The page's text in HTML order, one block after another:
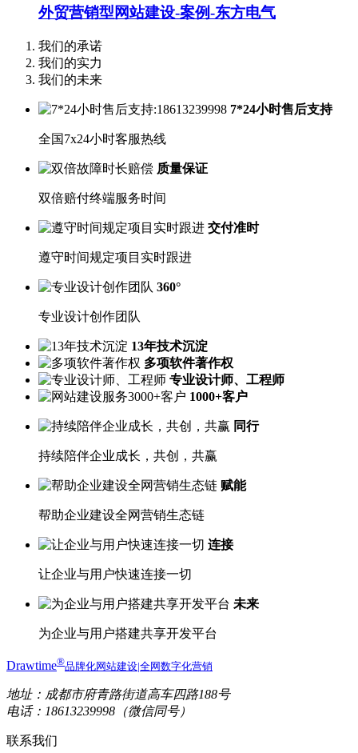
外贸营销型网站建设-案例-东方电气
我们的承诺
我们的实力
我们的未来
7*24小时售后支持
全国7x24小时客服热线
质量保证
双倍赔付终端服务时间
交付准时
遵守时间规定项目实时跟进
360°
专业设计创作团队
13年技术沉淀
多项软件著作权
专业设计师、工程师
1000+客户
同行
持续陪伴企业成长，共创，共赢
赋能
帮助企业建设全网营销生态链
连接
让企业与用户快速连接一切
未来
为企业与用户搭建共享开发平台
Drawtime®品牌化网站建设|全网数字化营销
地址：成都市府青路街道高车四路188号
电话：18613239998（微信同号）
联系我们